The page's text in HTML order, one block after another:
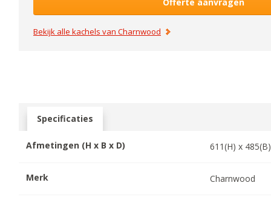
Offerte aanvragen
Bekijk alle kachels vanCharnwood
Specificaties
Afmetingen (H x B x D) 611(H) x 485
Merk Charnwood